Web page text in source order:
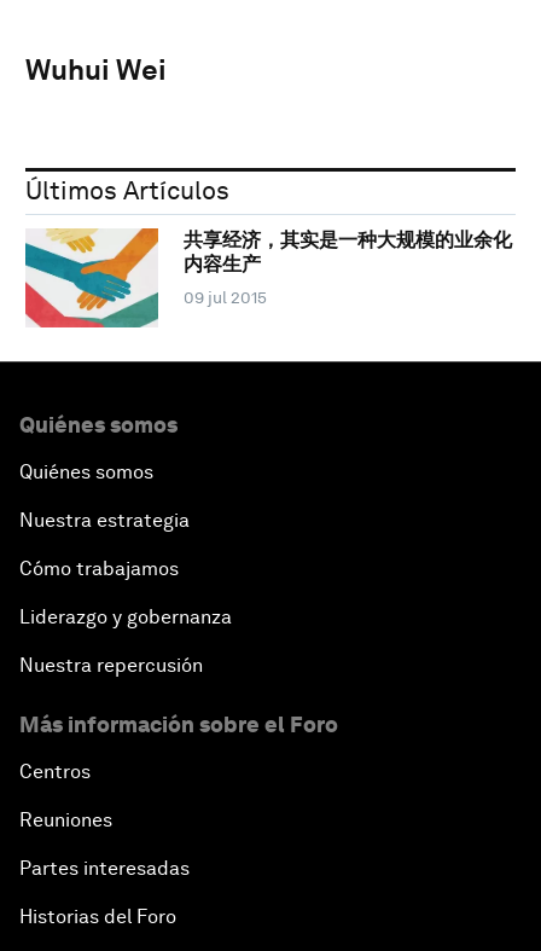
Wuhui Wei
Últimos Artículos
共享经济，其实是一种大规模的业余化
内容生产
09 jul 2015
Quiénes somos
Quiénes somos
Nuestra estrategia
Cómo trabajamos
Liderazgo y gobernanza
Nuestra repercusión
Más información sobre el Foro
Centros
Reuniones
Partes interesadas
Historias del Foro